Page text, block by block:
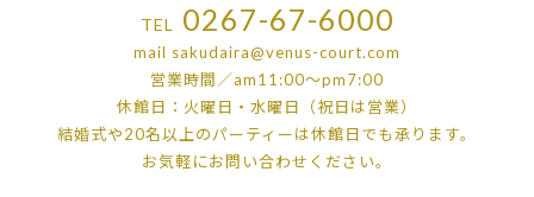
TEL 0267-67-6000
mail sakudaira@venus-court.com
営業時間／am11:00〜pm7:00
休館日：火曜日・水曜日（祝日は営業）
結婚式や20名以上のパーティーは休館日でも承ります。
お気軽にお問い合わせください。